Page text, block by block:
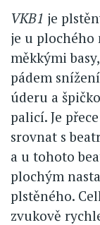
VKB1 je
je u plochého
měkkými
pádem
úderu a
palicí. Je
srovnat s
a u tohoto
plochým
plstěného.
zvukově